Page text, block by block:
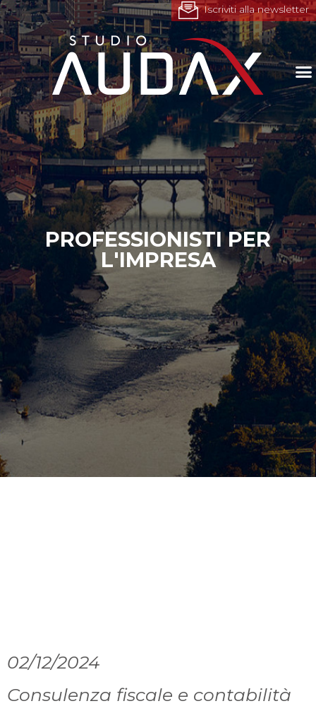
Iscriviti alla newsletter
PROFESSIONISTI PER
L'IMPRESA
02/12/2024
Consulenza fiscale e contabilità